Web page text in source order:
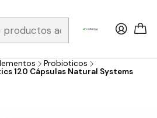
/ Envios a todo el país y
Probioticos
120 Cápsulas Natural Systems